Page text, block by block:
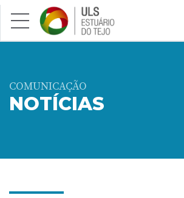
Saltar para conteúdo principal
COMUNICAÇÃO
NOTÍCIAS